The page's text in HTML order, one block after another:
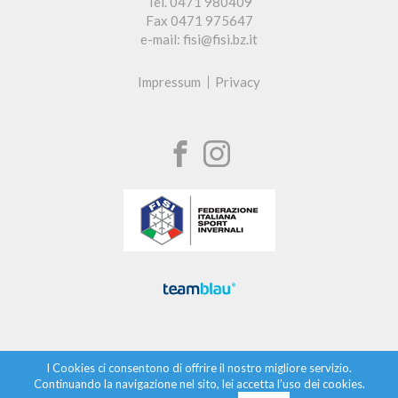
Fax 0471 975647
e-mail: fisi@fisi.bz.it
Impressum Privacy
I Cookies ci consentono di offrire il nostro migliore servizio.
Continuando la navigazione nel sito, lei accetta l’uso dei cookies.